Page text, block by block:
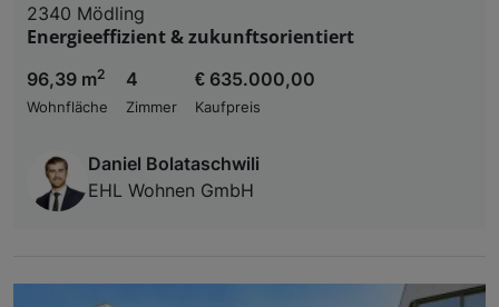
2340 Mödling
Energieeffizient & zukunftsorientiert
96,39 m2
Wohnfläche
4
Zimmer
€ 635.000,00
Kaufpreis
Daniel Bolataschwili
EHL Wohnen GmbH